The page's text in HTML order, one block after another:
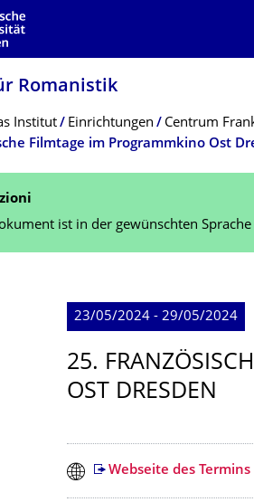
Romanistik
Institut Einrichtungen Centrum
Filmtage im Programmkino Ost
ist in der gewünschten
23/05/2024 - 29/05/2024
25.
OST DRESDEN
Webseite des Termins